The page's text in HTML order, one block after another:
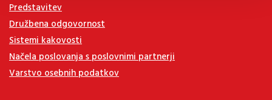
Predstavitev
Družbena odgovornost
Sistemi kakovosti
Načela poslovanja s poslovnimi partnerji
Varstvo osebnih podatkov